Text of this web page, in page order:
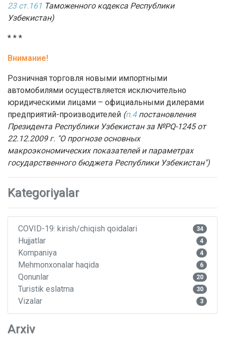
23 ст.161 Таможенного кодекса Республики
Узбекистан)
* * *
Внимание!
Розничная торговля новыми импортными
автомобилями осуществляется исключительно
юридическими лицами – официальными дилерами
предприятий-производителей (п.4постановления
Президента Республики Узбекистан за №PQ-1245 от
22.12.2009 г. "О прогнозе основных
макроэкономических показателей и параметрах
государственного бюджета Республики Узбекистан")
Kategoriyalar
COVID-19: kirish/chiqish qoidalari 34
Hujjatlar 4
Kompaniya 4
Mehmonxonalar haqida 6
Qonunlar 20
Turistik eslatma 30
Vizalar 3
Arxiv